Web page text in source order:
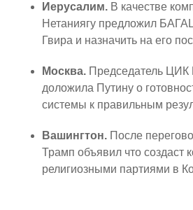
Иерусалим. В качестве
Нетаниягу предложил
Гвира и назначить на его
Москва. Председатель
доложила Путину о
системы к правильным
Вашингтон. После
Трамп объявил что создаст
религиозными партиями в